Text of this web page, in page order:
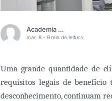
Academia Médica
mar. 8 - 9 min de leitura
Uma grande quantidade de
requisitos legais debenefício
desconhecimento, continuam